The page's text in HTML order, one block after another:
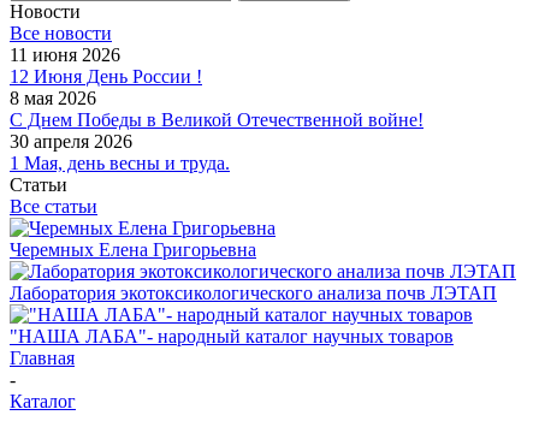
Новости
Все новости
11 июня 2026
12 Июня День России !
8 мая 2026
С Днем Победы в Великой Отечественной войне!
30 апреля 2026
1 Мая, день весны и труда.
Статьи
Все статьи
Черемных Елена Григорьевна
Лаборатория экотоксикологического анализа почв ЛЭТАП
"НАША ЛАБА"- народный каталог научных товаров
Главная
-
Каталог